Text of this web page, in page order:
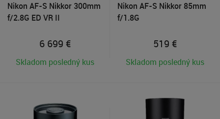
Nikon AF-S Nikkor 300mm
f/2.8G ED VR II
6 699 €
Skladom posledný kus
Nikon AF-S Nikkor 85mm
f/1.8G
519 €
Skladom posledný kus